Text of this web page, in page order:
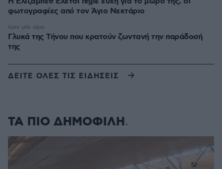
φωτογραφίες από τον Άγιο Νεκτάριο
Γλυκά της Τήνου που κρατούν ζωντανή την παράδοσή
της
πριν μία ώρα
ΔΕΙΤΕ ΟΛΕΣ ΤΙΣ ΕΙΔΗΣΕΙΣ
ΤΑ ΠΙΟ ΔΗΜΟΦΙΛΗ